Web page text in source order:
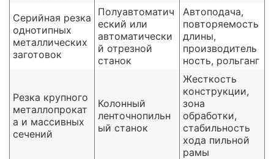
Серийная резка
однотипных
металлических
заготовок
Полуавтоматич
еский или
автоматически
й отрезной
станок
Автоподача,
повторяемость
длины,
производитель
ность, рольганг
Резка крупного
металлопрокат
а и массивных
сечений
Колонный
ленточнопильн
ый станок
Жесткость
конструкции,
зона
обработки,
стабильность
хода пильной
рамы